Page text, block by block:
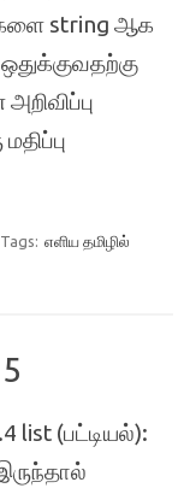
string ஆக
Tags: எளிய தமிழில்
list (பட்டியல்):